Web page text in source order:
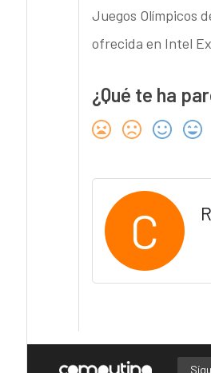
Juegos Olímpicos
ofrecida en Intel
¿Qué te ha
C